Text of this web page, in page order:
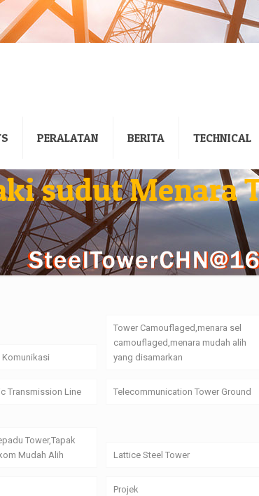
PERALATAN BERITA TECHNICAL
sudut Menara
Tower Camouflaged,menara sel
camouflaged,menara mudah alih
yang disamarkan
Transmission Line Telecommunication Tower Ground
Tower,Tapak
Mudah Alih
Lattice Steel Tower
Projek